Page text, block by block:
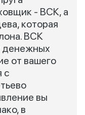
- ВСК, а
которая
ВСК
денежных
от вашего
с
вы
в